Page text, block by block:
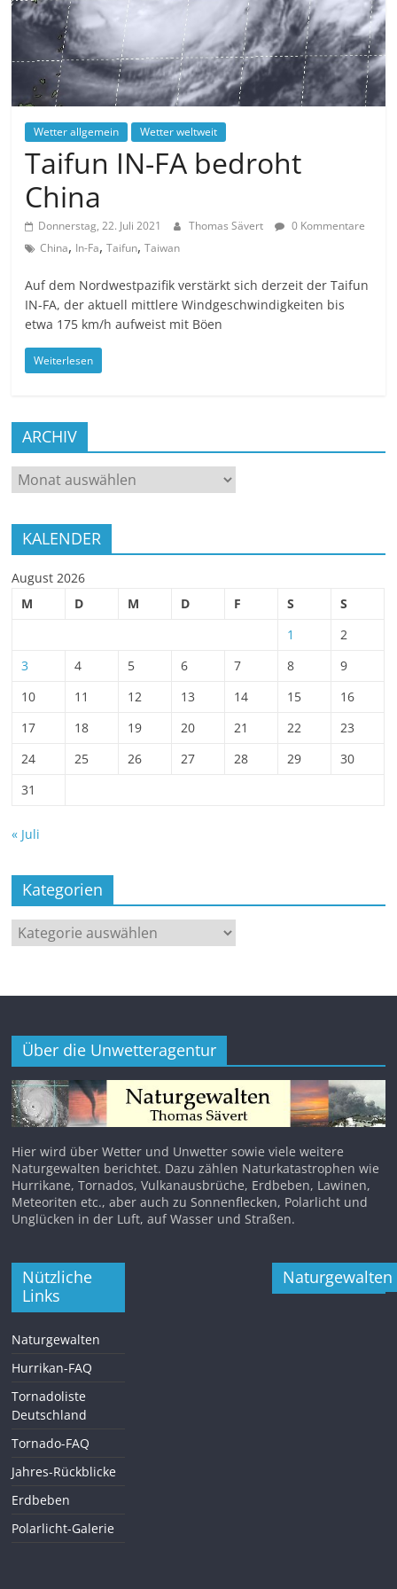
Wetter allgemein Wetter weltweit
Taifun IN-FA bedroht
China
Donnerstag, 22. Juli 2021 Thomas Sävert
0 Kommentare
China, In-Fa,Taifun,Taiwan
Auf dem Nordwestpazifik verstärkt sich derzeit der Taifun
IN-FA, der aktuell mittlere Windgeschwindigkeiten bis
etwa 175 km/h aufweist mit Böen
Weiterlesen
ARCHIV
ARCHIV
KALENDER
August 2026
M
D M D F S
S
1
2
3
4 5 6 7 8
9
10
11 12 13 14 15
16
17
18 19 20 21 22
23
24
25 26 27 28 29
30
31
« Juli
Kategorien
Kategorien
Über die Unwetteragentur
Hier wird über Wetter und Unwetter sowie viele weitere
Naturgewalten berichtet. Dazu zählen Naturkatastrophen wie
Hurrikane, Tornados, Vulkanausbrüche, Erdbeben, Lawinen,
Meteoriten etc., aber auch zu Sonnenflecken, Polarlicht und
Unglücken in der Luft, auf Wasser und Straßen.
Nützliche
Links
Naturgewalten
Hurrikan-FAQ
Tornadoliste
Deutschland
Tornado-FAQ
Jahres-Rückblicke
Erdbeben
Polarlicht-Galerie
Naturgewalten